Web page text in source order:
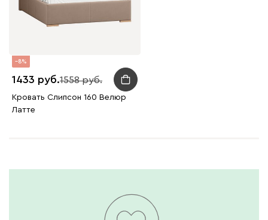
8
1433 1558
Кровать Слипсон 160 Велюр
Латте